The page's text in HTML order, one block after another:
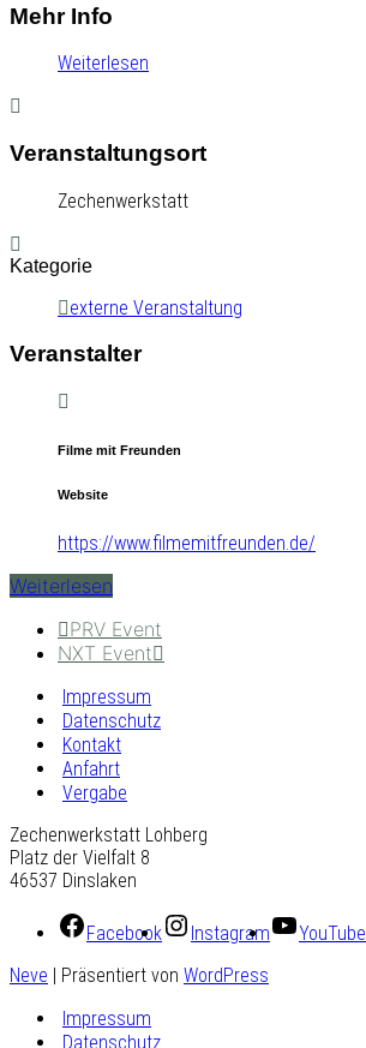
Mehr Info
Weiterlesen
Veranstaltungsort
Zechenwerkstatt
Kategorie
externe Veranstaltung
Veranstalter
Filme mit Freunden
Website
https://www.filmemitfreunden.de/
Weiterlesen
PRV Event
NXT Event
Impressum
Datenschutz
Kontakt
Anfahrt
Vergabe
Zechenwerkstatt Lohberg
Platz der Vielfalt 8
46537 Dinslaken
Facebook Instagram
YouTube
Neve | Präsentiert von WordPress
Impressum
Datenschutz